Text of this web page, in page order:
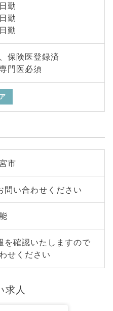
勤
勤
勤
保険医登録済
門医必須
市
問い合わせください
を確認いたしますので
せください
求人